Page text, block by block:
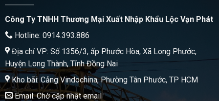
Công Ty TNHH Thương Mại Xuất Nhập Khẩu Lộc Vạn Phát
Hotline: 0914.393.886
Địa chỉ VP: Số 1356/3, ấp Phước Hòa, Xã Long Phước,
Huyện Long Thành, Tỉnh Đồng Nai
Kho bãi: Cảng Vindochina, Phường Tân Phước, TP HCM
Email: Chờ cập nhật email